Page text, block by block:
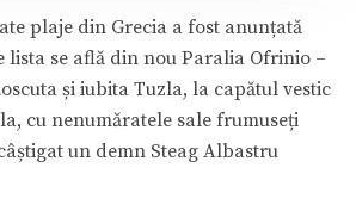
plaje din Grecia a fost anunțată
lista se află din nou Paralia Ofrinio –
și iubita Tuzla, la capătul vestic
cu nenumăratele sale frumuseți
un demn Steag Albastru